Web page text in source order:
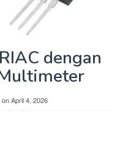
dengan
onApril 4, 2026